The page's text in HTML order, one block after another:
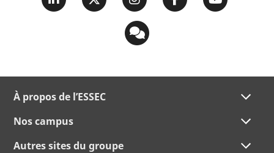
À propos de l’ESSEC
Nos campus
Autres sites du groupe